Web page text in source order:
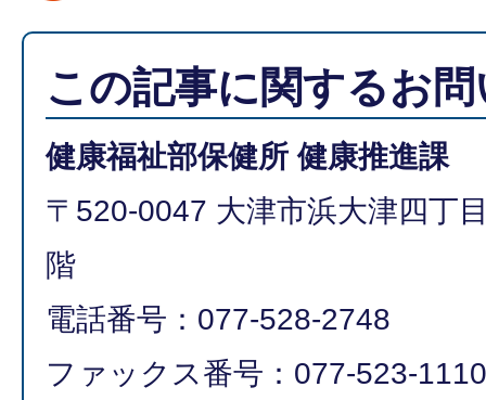
この記事に関するお
健康福祉部保健所 健康推進課
〒520-0047 大津市浜大津四丁
階
電話番号：077-528-2748
ファックス番号：077-523-1110